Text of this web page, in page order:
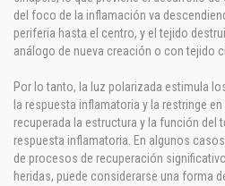
del foco de la inflamación va
periferia hasta el centro, y el tejido
análogo de nueva creación o con tejido
Por lo tanto, la luz polarizada estimula
la respuesta inflamatoria y la restringe
recuperada la estructura y la función del
respuesta inflamatoria. En algunos
de procesos de recuperación
heridas, puede considerarse una forma